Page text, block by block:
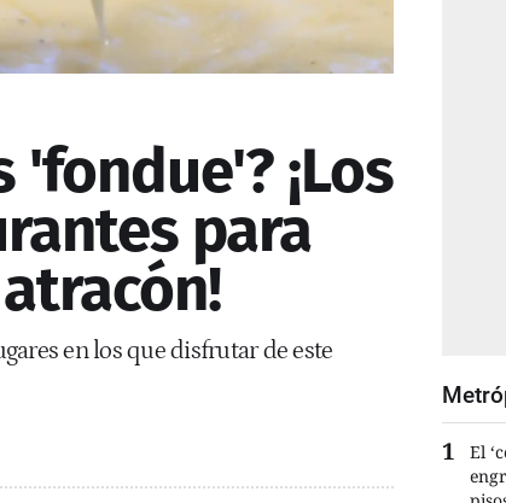
'fondue'? ¡Los
para
en los que disfrutar de este
El